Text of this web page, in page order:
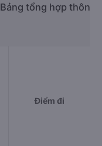
Bảng tổng hợp thông
Điểm đi